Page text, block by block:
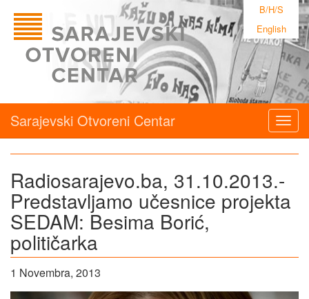
B/H/S
English
Sarajevski Otvoreni Centar
Radiosarajevo.ba, 31.10.2013.-
Predstavljamo učesnice projekta
SEDAM: Besima Borić,
političarka
1 Novembra, 2013